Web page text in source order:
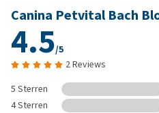
Canina Petvital Bach
4.5/5
2 Reviews
5 Sterren
4 Sterren